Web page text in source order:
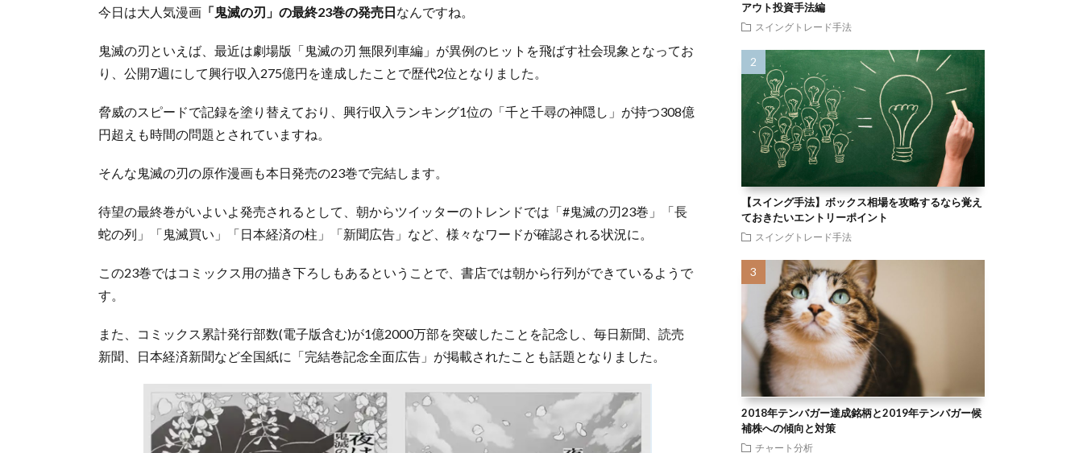
今日は大人気漫画 「鬼滅の刃」の最終23巻の発売日なんですね。
鬼滅の刃といえば、最近は劇場版「鬼滅の刃 無限列車編」が異例のヒットを飛ばす社会現象となってお
り、公開7週にして興行収入275億円を達成したことで歴代2位となりました。
脅威のスピードで記録を塗り替えており、興行収入ランキング1位の「千と千尋の神隠し」が持つ308億
円超えも時間の問題とされていますね。
そんな鬼滅の刃の原作漫画も本日発売の23巻で完結します。
待望の最終巻がいよいよ発売されるとして、朝からツイッターのトレンドでは「#鬼滅の刃23巻」「長
蛇の列」「鬼滅買い」「日本経済の柱」「新聞広告」など、様々なワードが確認される状況に。
この23巻ではコミックス用の描き下ろしもあるということで、書店では朝から行列ができているようで
す。
また、コミックス累計発行部数(電子版含む)が1億2000万部を突破したことを記念し、毎日新聞、読売
新聞、日本経済新聞など全国紙に「完結巻記念全面広告」が掲載されたことも話題となりました。
アウト投資手法編
スイングトレード手法
【スイング手法】ボックス相場を攻略するなら覚え
ておきたいエントリーポイント
スイングトレード手法
2018年テンバガー達成銘柄と2019年テンバガー候
補株への傾向と対策
チャート分析